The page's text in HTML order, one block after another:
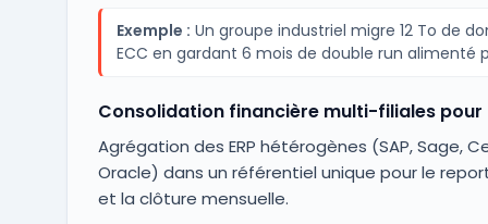
Exemple : Un groupe industriel migre 12 To de
ECC en gardant 6 mois de double run alimenté
Consolidation financière multi-filiales pour
Agrégation des ERP hétérogènes (SAP, Sage,
Oracle) dans un référentiel unique pour le
et la clôture mensuelle.